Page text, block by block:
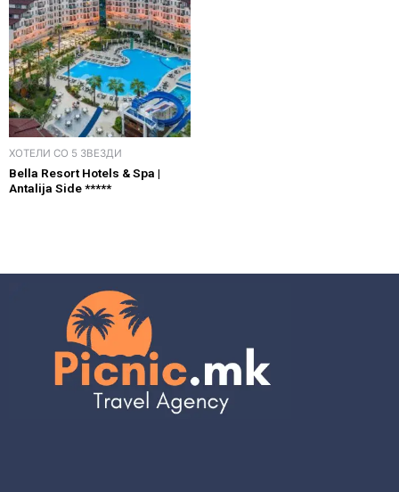
ХОТЕЛИ СО 5 ЗВЕЗДИ
Bella Resort Hotels & Spa |
Antalija Side *****